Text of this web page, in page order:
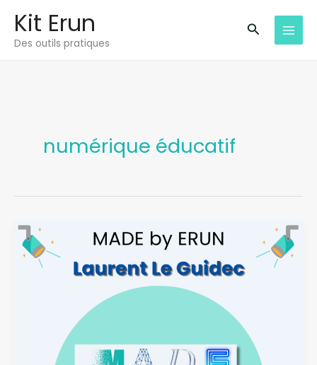
contenu
Kit Erun
Des outils pratiques
numérique éducatif